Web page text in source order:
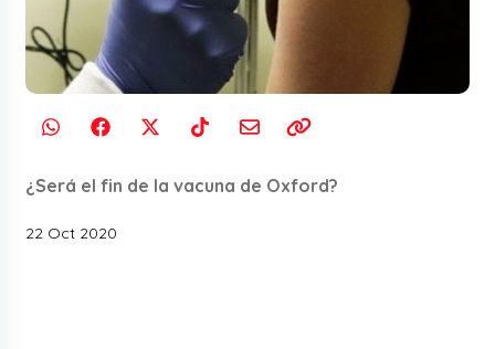
¿Será el fin de la vacuna de Oxford?
22 Oct 2020